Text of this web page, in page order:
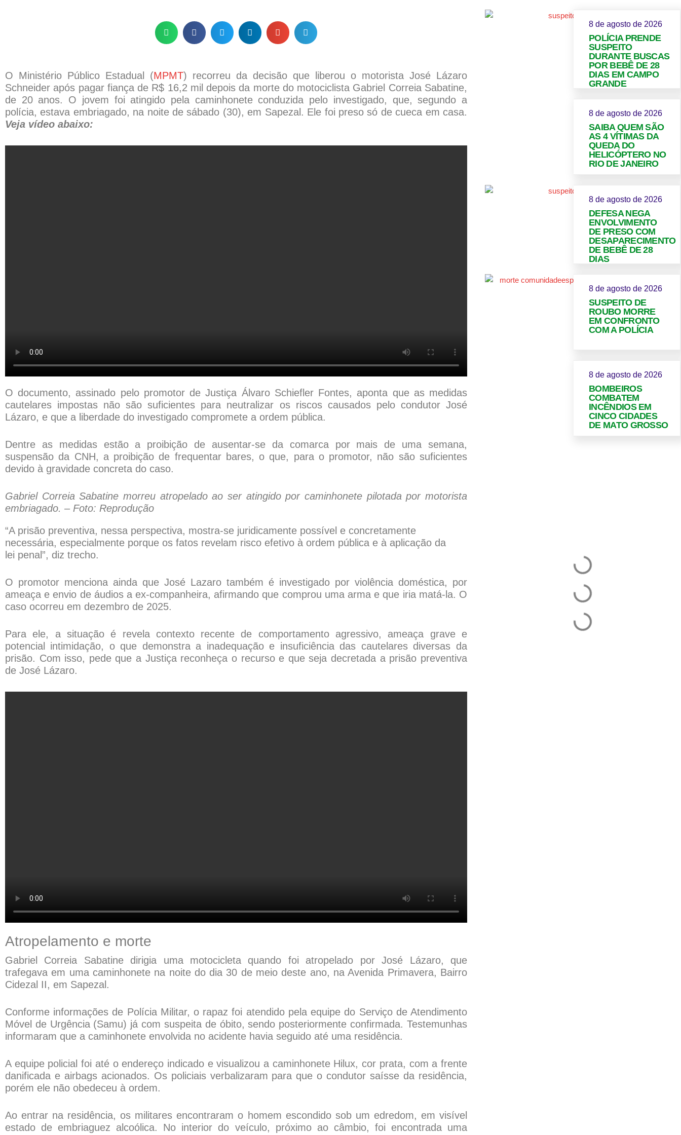
O Ministério Público Estadual (MPMT) recorreu da decisão que liberou o motorista José Lázaro
Schneider após pagar fiança de R$ 16,2 mil depois da morte do motociclista Gabriel Correia Sabatine,
de 20 anos. O jovem foi atingido pela caminhonete conduzida pelo investigado, que, segundo a
polícia, estava embriagado, na noite de sábado (30), em Sapezal. Ele foi preso só de cueca em casa.
Veja vídeo abaixo:
O documento, assinado pelo promotor de Justiça Álvaro Schiefler Fontes, aponta que as medidas
cautelares impostas não são suficientes para neutralizar os riscos causados pelo condutor José
Lázaro, e que a liberdade do investigado compromete a ordem pública.
Dentre as medidas estão a proibição de ausentar-se da comarca por mais de uma semana,
suspensão da CNH, a proibição de frequentar bares, o que, para o promotor, não são suficientes
devido à gravidade concreta do caso.
Gabriel Correia Sabatine morreu atropelado ao ser atingido por caminhonete pilotada por motorista
embriagado. – Foto: Reprodução
“A prisão preventiva, nessa perspectiva, mostra-se juridicamente possível e concretamente
necessária, especialmente porque os fatos revelam risco efetivo à ordem pública e à aplicação da
lei penal”, diz trecho.
O promotor menciona ainda que José Lazaro também é investigado por violência doméstica, por
ameaça e envio de áudios a ex-companheira, afirmando que comprou uma arma e que iria matá-la. O
caso ocorreu em dezembro de 2025.
Para ele, a situação é revela contexto recente de comportamento agressivo, ameaça grave e
potencial intimidação, o que demonstra a inadequação e insuficiência das cautelares diversas da
prisão. Com isso, pede que a Justiça reconheça o recurso e que seja decretada a prisão preventiva
de José Lázaro.
Atropelamento e morte
Gabriel Correia Sabatine dirigia uma motocicleta quando foi atropelado por José Lázaro, que
trafegava em uma caminhonete na noite do dia 30 de meio deste ano, na Avenida Primavera, Bairro
Cidezal II, em Sapezal.
Conforme informações de Polícia Militar, o rapaz foi atendido pela equipe do Serviço de Atendimento
Móvel de Urgência (Samu) já com suspeita de óbito, sendo posteriormente confirmada. Testemunhas
informaram que a caminhonete envolvida no acidente havia seguido até uma residência.
A equipe policial foi até o endereço indicado e visualizou a caminhonete Hilux, cor prata, com a frente
danificada e airbags acionados. Os policiais verbalizaram para que o condutor saísse da residência,
porém ele não obedeceu à ordem.
Ao entrar na residência, os militares encontraram o homem escondido sob um edredom, em visível
estado de embriaguez alcoólica. No interior do veículo, próximo ao câmbio, foi encontrada uma
8 de agosto de 2026
POLÍCIA PRENDE
SUSPEITO
DURANTE BUSCAS
POR BEBÊ DE 28
DIAS EM CAMPO
GRANDE
8 de agosto de 2026
SAIBA QUEM SÃO
AS 4 VÍTIMAS DA
QUEDA DO
HELICÓPTERO NO
RIO DE JANEIRO
8 de agosto de 2026
DEFESA NEGA
ENVOLVIMENTO
DE PRESO COM
DESAPARECIMENTO
DE BEBÊ DE 28
DIAS
8 de agosto de 2026
SUSPEITO DE
ROUBO MORRE
EM CONFRONTO
COM A POLÍCIA
8 de agosto de 2026
BOMBEIROS
COMBATEM
INCÊNDIOS EM
CINCO CIDADES
DE MATO GROSSO